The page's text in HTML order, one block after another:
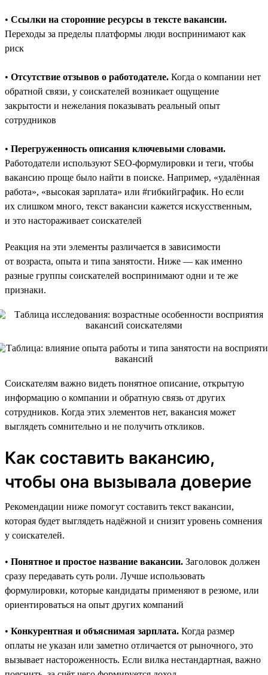
• Ссылки на сторонние ресурсы в тексте вакансии.
Переходы за пределы платформы люди воспринимают как
риск
• Отсутствие отзывов о работодателе. Когда о компании нет
обратной связи, у соискателей возникает ощущение
закрытости и нежелания показывать реальный опыт
сотрудников
• Перегруженность описания ключевыми словами.
Работодатели используют SEO-формулировки и теги, чтобы
вакансию проще было найти в поиске. Например, «удалённая
работа», «высокая зарплата» или #гибкийграфик. Но если
их слишком много, текст вакансии кажется искусственным,
и это настораживает соискателей
Реакция на эти элементы различается в зависимости
от возраста, опыта и типа занятости. Ниже — как именно
разные группы соискателей воспринимают одни и те же
признаки.
Соискателям важно видеть понятное описание, открытую
информацию о компании и обратную связь от других
сотрудников. Когда этих элементов нет, вакансия может
выглядеть сомнительно и не получить откликов.
Как составить вакансию,
чтобы она вызывала доверие
Рекомендации ниже помогут составить текст вакансии,
которая будет выглядеть надёжной и снизит уровень сомнения
у соискателей.
• Понятное и простое название вакансии. Заголовок должен
сразу передавать суть роли. Лучше использовать
формулировки, которые кандидаты применяют в резюме, или
ориентироваться на опыт других компаний
• Конкурентная и объяснимая зарплата. Когда размер
оплаты не указан или заметно отличается от рыночного, это
вызывает настороженность. Если вилка нестандартная, важно